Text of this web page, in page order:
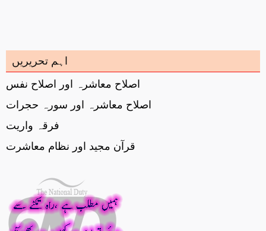
اہم تحریریں
اصلاح معاشرہ اور اصلاح نفس
اصلاح معاشرہ اور سورہ حجرات
فرقہ واریت
قرآن مجید اور نظام معاشرت